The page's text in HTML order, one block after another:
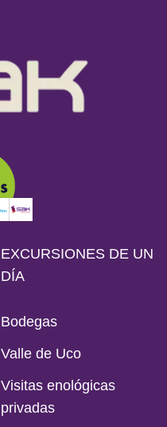
EXCURSIONES DE UN
DÍA
Bodegas
Valle de Uco
Visitas enológicas
privadas